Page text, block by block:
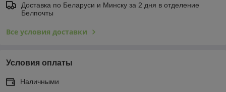
Доставка по Беларуси и Минску за 2 дня в отделение
Белпочты
Все условия доставки
Условия оплаты
Наличными